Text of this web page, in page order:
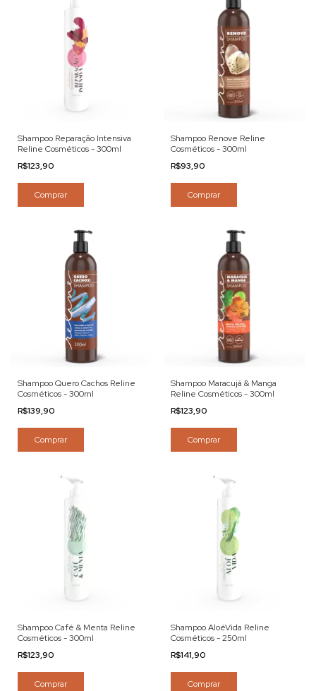
Shampoo Reparação Intensiva
Reline Cosméticos - 300ml
R$123,90
Comprar
Shampoo Renove Reline
Cosméticos - 300ml
R$93,90
Comprar
Shampoo Quero Cachos Reline
Cosméticos - 300ml
R$139,90
Comprar
Shampoo Maracujá & Manga
Reline Cosméticos - 300ml
R$123,90
Comprar
Shampoo Café & Menta Reline
Cosméticos - 300ml
R$123,90
Comprar
Shampoo AloéVida Reline
Cosméticos - 250ml
R$141,90
Comprar